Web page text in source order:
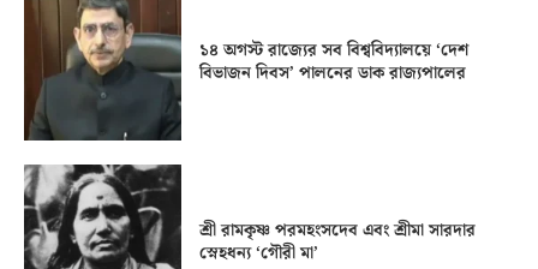
১৪ অগস্ট রাজ্যের সব বিশ্ববিদ্যালয়ে ‘দেশ
বিভাজন দিবস’ পালনের ডাক রাজ্যপালের
শ্রী রামকৃষ্ণ পরমহংসদেব এবং শ্রীমা সারদার
স্নেহধন্য ‘গৌরী মা’